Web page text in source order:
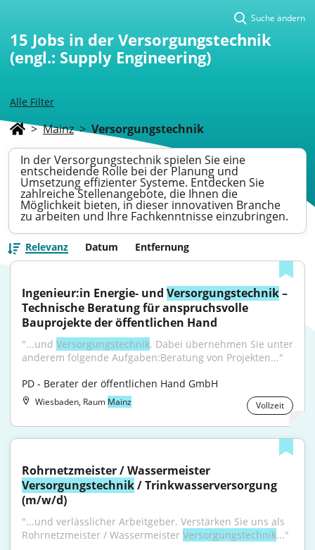
Alle Filter
Suche ändern
15 Jobs in der Versorgungstechnik
(engl.: Supply Engineering)
> Mainz > Versorgungstechnik
In der Versorgungstechnik spielen Sie eine
entscheidende Rolle bei der Planung und
Umsetzung effizienter Systeme. Entdecken Sie
zahlreiche Stellenangebote, die Ihnen die
Möglichkeit bieten, in dieser innovativen Branche
zu arbeiten und Ihre Fachkenntnisse einzubringen.
Relevanz Datum Entfernung
Ingenieur:in Energie- und Versorgungstechnik –
Technische Beratung für anspruchsvolle
Bauprojekte der öffentlichen Hand
"...und Versorgungstechnik. Dabei übernehmen Sie unter
anderem folgende Aufgaben:Beratung von Projekten..."
PD - Berater der öffentlichen Hand GmbH
Wiesbaden, Raum Mainz Vollzeit
Versorgungstechnik / Trinkwasserversorgung
(m/w/d)
"...und verlässlicher Arbeitgeber. Verstärken Sie uns als
Rohrnetzmeister / Wassermeister Versorgungstechnik..."